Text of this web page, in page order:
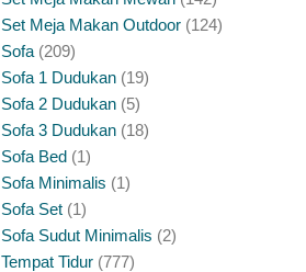
tampil lebih mewah diban...
CONTINUE READING
Set Meja Makan Outdoor 124
Sofa 209
Sofa 1 Dudukan 19
Sofa 2 Dudukan 5
Sofa 3 Dudukan 18
Sofa Bed 1
Sofa Minimalis 1
Sofa Set 1
Sofa Sudut Minimalis 2
Tempat Tidur 777